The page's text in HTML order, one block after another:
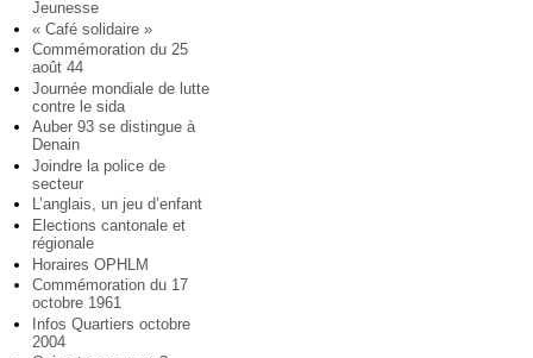
Jeunesse
« Café solidaire »
Commémoration du 25
août 44
Journée mondiale de lutte
contre le sida
Auber 93 se distingue à
Denain
Joindre la police de
secteur
L’anglais, un jeu d’enfant
Elections cantonale et
régionale
Horaires OPHLM
Commémoration du 17
octobre 1961
Infos Quartiers octobre
2004